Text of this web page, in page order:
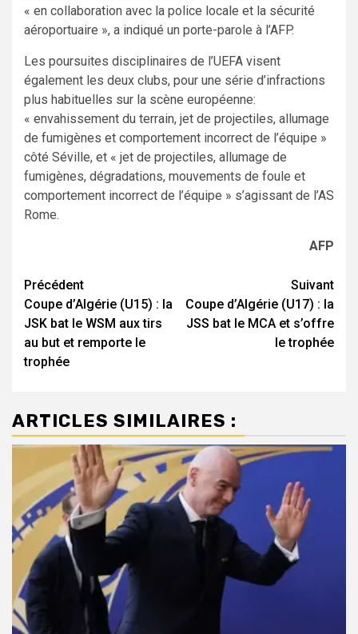
« en collaboration avec la police locale et la sécurité
aéroportuaire », a indiqué un porte-parole à l’AFP.
Les poursuites disciplinaires de l’UEFA visent
également les deux clubs, pour une série d’infractions
plus habituelles sur la scène européenne:
« envahissement du terrain, jet de projectiles, allumage
de fumigènes et comportement incorrect de l’équipe »
côté Séville, et « jet de projectiles, allumage de
fumigènes, dégradations, mouvements de foule et
comportement incorrect de l’équipe » s’agissant de l’AS
Rome.
AFP
Navigation
d’article
Précédent
Coupe d’Algérie (U15) : la
JSK bat le WSM aux tirs
au but et remporte le
trophée
Suivant
Coupe d’Algérie (U17) : la
JSS bat le MCA et s’offre
le trophée
ARTICLES SIMILAIRES :